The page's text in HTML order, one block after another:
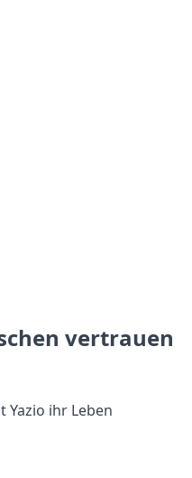
vertrauen
Yazio ihr Leben